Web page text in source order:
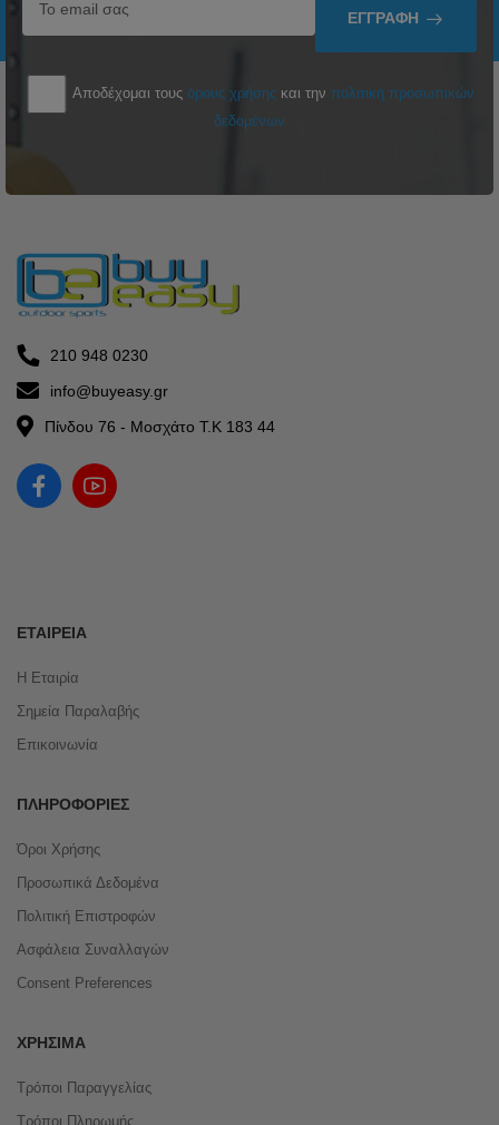
ΕΓΓΡΑΦΉ
Αποδέχομαι τους όρους χρήσης και την πολιτική προσωπικών
δεδομένων
210 948 0230
info@buyeasy.gr
Πίνδου 76 - Μοσχάτο Τ.Κ 183 44
ΕΤΑΙΡΕΊΑ
Η Εταιρία
Σημεία Παραλαβής
Επικοινωνία
ΠΛΗΡΟΦΟΡΊΕΣ
Όροι Χρήσης
Προσωπικά Δεδομένα
Πολιτική Επιστροφών
Ασφάλεια Συναλλαγών
Consent Preferences
ΧΡΉΣΙΜΑ
Τρόποι Παραγγελίας
Τρόποι Πληρωμής